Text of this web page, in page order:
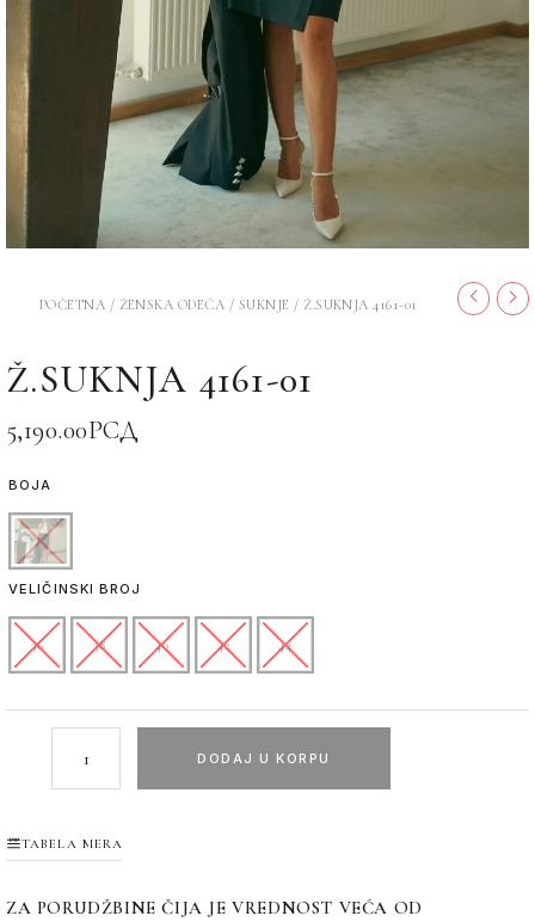
POČETNA / ŽENSKA ODEĆA / SUKNJE / Ž.SUKNJA 4161-01
Ž.SUKNJA 4161-01
5,190.00РСД
BOJA
VELIČINSKI BROJ
36 38 40 42 44
DODAJ U KORPU
TABELA MERA
ZA PORUDŽBINE ČIJA JE VREDNOST VEĆA OD